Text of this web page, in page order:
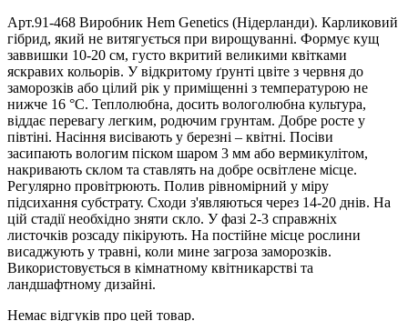
Арт.91-468 Виробник Hem Genetics (Нідерланди). Карликовий
гібрид, який не витягується при вирощуванні. Формує кущ
заввишки 10-20 см, густо вкритий великими квітками
яскравих кольорів. У відкритому ґрунті цвіте з червня до
заморозків або цілий рік у приміщенні з температурою не
нижче 16 °С. Теплолюбна, досить вологолюбна культура,
віддає перевагу легким, родючим грунтам. Добре росте у
півтіні. Насіння висівають у березні – квітні. Посіви
засипають вологим піском шаром 3 мм або вермикулітом,
накривають склом та ставлять на добре освітлене місце.
Регулярно провітрюють. Полив рівномірний у міру
підсихання субстрату. Сходи з'являються через 14-20 днів. На
цій стадії необхідно зняти скло. У фазі 2-3 справжніх
листочків розсаду пікірують. На постійне місце рослини
висаджують у травні, коли мине загроза заморозків.
Використовується в кімнатному квітникарстві та
ландшафтному дизайні.
Немає відгуків про цей товар.